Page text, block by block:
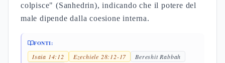
colpisce" (Sanhedrin), indicando che il potere del
male dipende dalla coesione interna.
FONTI:
Isaia 14:12 Ezechiele 28:12-17
Bereshit Rabbah